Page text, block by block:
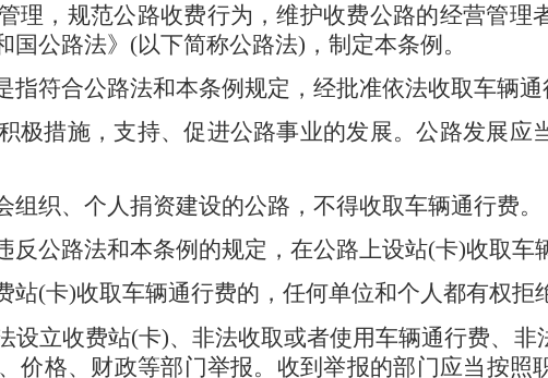
理，规范公路收费行为，维护收费公路的经营管理
公路法》 (以下简称公路法) ，制定本条例。
指符合公路法和本条例规定，经批准依法收取车辆
极措施，支持、促进公路事业的发展。公路发展应
组织、个人捐资建设的公路，不得收取车辆通行费。
反公路法和本条例的规定，在公路上设站(卡)收取车
站(卡)收取车辆通行费的，任何单位和个人都有权拒
设立收费站(卡)、非法收取或者使用车辆通行费、
价格、财政等部门举报。收到举报的部门应当按照